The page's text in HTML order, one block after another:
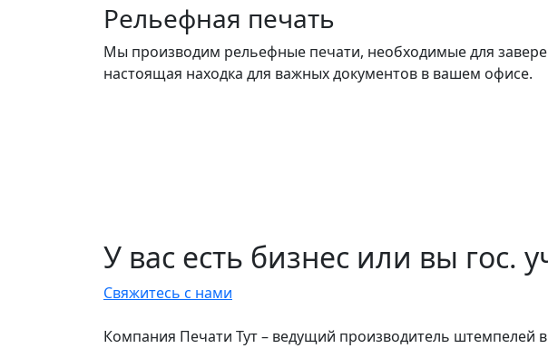
Рельефная печать
Мы производим рельефные печати, необходимые для
настоящая находка для важных документов в вашем офисе.
У вас есть бизнес или вы гос.
Свяжитесь с нами
Компания Печати Тут – ведущий производитель штемпелей в